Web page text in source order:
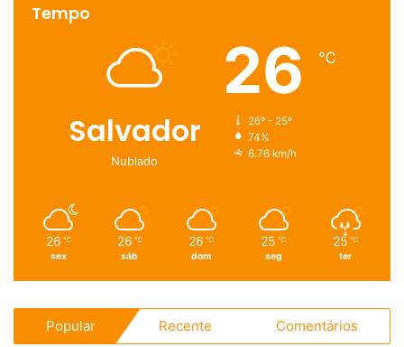
Tempo
Salvador
Nublado
26 ℃
26º - 25º
74%
6.76 km/h
26 ℃
sex
26 ℃
sáb
26 ℃
dom
25 ℃
seg
25 ℃
ter
Popular Recente Comentários